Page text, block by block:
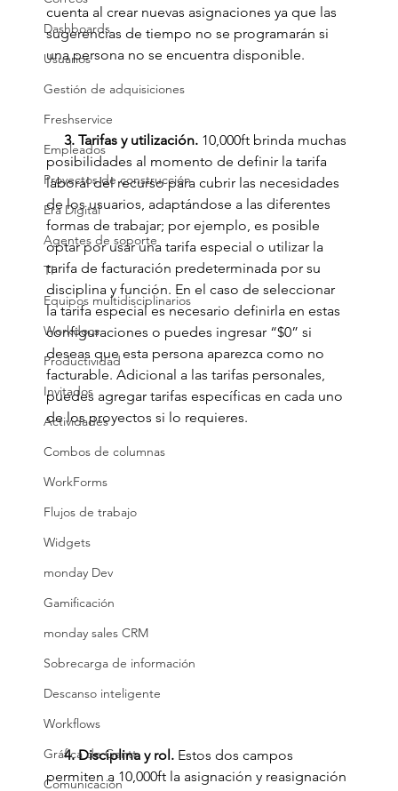
Dashboards
Usuarios
Gestión de adquisiciones
Freshservice
Empleados
Proyectos de construcción
Era Digital
Agentes de soporte
TI
Equipos multidisciplinarios
Workdocs
Productividad
Invitados
Actividades
Combos de columnas
WorkForms
Flujos de trabajo
Widgets
monday Dev
Gamificación
monday sales CRM
Sobrecarga de información
Descanso inteligente
Workflows
Gráfica de Gantt
Comunicación
cuenta al crear nuevas asignaciones ya que las
sugerencias de tiempo no se programarán si
una persona no se encuentra disponible.
     3. Tarifas y utilización.
10,000ft brinda muchas
posibilidades al momento de definir la tarifa
laboral del recurso para cubrir las necesidades
de los usuarios, adaptándose a las diferentes
formas de trabajar; por ejemplo, es posible
optar por usar una tarifa especial o utilizar la
tarifa de facturación predeterminada por su
disciplina y función. En el caso de seleccionar
la tarifa especial es necesario definirla en estas
configuraciones o puedes ingresar “$0” si
deseas que esta persona aparezca como no
facturable. Adicional a las tarifas personales,
puedes agregar tarifas específicas en cada uno
de los proyectos si lo requieres.
     4. Disciplina y rol.
Estos dos campos
permiten a 10,000ft la asignación y reasignación